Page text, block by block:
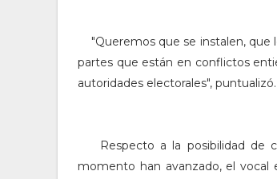
"Queremos que se instalen, que
partes que están en conflictos
autoridades electorales", puntualizó.
Respecto a la posibilidad de
momento han avanzado, el vocal